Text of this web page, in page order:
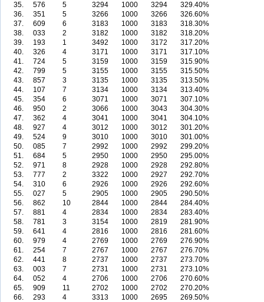
35.
576 5 3294 1000 3294
329.40%
36.
351 5 3266 1000 3266
326.60%
37.
609 6 3183 1000 3183
318.30%
38.
033 2 3182 1000 3182
318.20%
39.
193 1 3492 1000 3172
317.20%
40.
326 4 3171 1000 3171
317.10%
41.
724 5 3159 1000 3159
315.90%
42.
799 5 3155 1000 3155
315.50%
43.
857 3 3135 1000 3135
313.50%
44.
107 7 3134 1000 3134
313.40%
45.
354 6 3071 1000 3071
307.10%
46.
950 2 3066 1000 3043
304.30%
47.
362 4 3041 1000 3041
304.10%
48.
927 4 3012 1000 3012
301.20%
49.
524 9 3010 1000 3010
301.00%
50.
085 7 2992 1000 2992
299.20%
51.
684 5 2950 1000 2950
295.00%
52.
971 8 2928 1000 2928
292.80%
53.
777 2 3322 1000 2927
292.70%
54.
310 6 2926 1000 2926
292.60%
55.
027 5 2905 1000 2905
290.50%
56.
862 10 2844 1000 2844
284.40%
57.
881 4 2834 1000 2834
283.40%
58.
781 3 3154 1000 2819
281.90%
59.
641 4 2816 1000 2816
281.60%
60.
979 4 2769 1000 2769
276.90%
61.
254 7 2767 1000 2767
276.70%
62.
441 8 2737 1000 2737
273.70%
63.
003 7 2731 1000 2731
273.10%
64.
052 4 2706 1000 2706
270.60%
65.
909 11 2702 1000 2702
270.20%
66.
293 4 3313 1000 2695
269.50%